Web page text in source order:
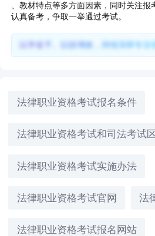
、教材特点等多方面因素，同时关注报
认真备考，争取一举通过考试。
以学促干、以技增效，持续深耕专业
法律职业资格考试报名条件
法律职业资格考试和司法考试
法律职业资格考试实施办法
法律职业资格考试官网 法
法律职业资格考试报名网站